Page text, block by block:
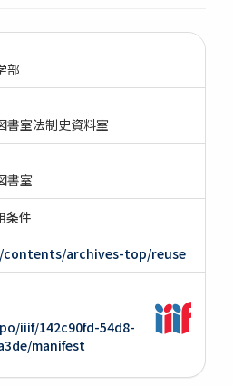
部
書室法制史資料室
書室
条件
archives-top/reuse
iiif/142c90fd-54d8-
manifest